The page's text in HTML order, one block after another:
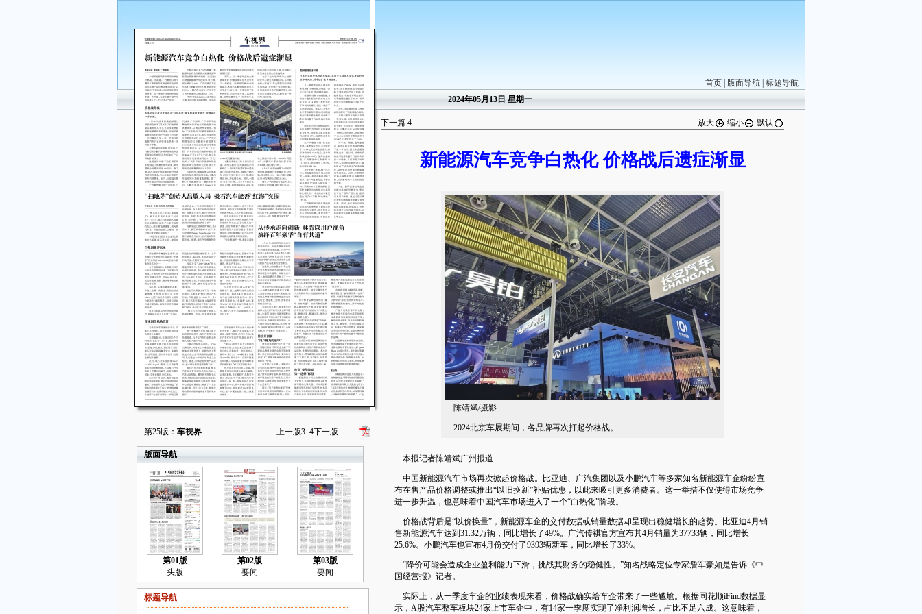
第25版： 车视界 上一版3 4下一版
版面导航
第01版
头版
第02版
要闻
第03版
要闻
标题导航
首页 版面导航 标题导航
2024年05月13日 星期一
下一篇 4 放大 缩小 默认
新能源汽车竞争白热化 价格战后遗症渐显
陈靖斌/摄影
2024北京车展期间，各品牌再次打起价格战。
本报记者陈靖斌广州报道
中国新能源汽车市场再次掀起价格战。比亚迪、广汽集团以及小鹏汽车等多家知名新能源车企纷纷宣
布在售产品价格调整或推出“以旧换新”补贴优惠，以此来吸引更多消费者。这一举措不仅使得市场竞争
进一步升温，也意味着中国汽车市场进入了一个“白热化”阶段。
价格战背后是“以价换量”，新能源车企的交付数据或销量数据却呈现出稳健增长的趋势。比亚迪4月销
售新能源汽车达到31.32万辆，同比增长了49%。广汽传祺官方宣布其4月销量为37733辆，同比增长
25.6%。小鹏汽车也宣布4月份交付了9393辆新车，同比增长了33%。
“降价可能会造成企业盈利能力下滑，挑战其财务的稳健性。”知名战略定位专家詹军豪如是告诉《中
国经营报》记者。
实际上，从一季度车企的业绩表现来看，价格战确实给车企带来了一些尴尬。根据同花顺iFind数据显
示，A股汽车整车板块24家上市车企中，有14家一季度实现了净利润增长，占比不足六成。这意味着，